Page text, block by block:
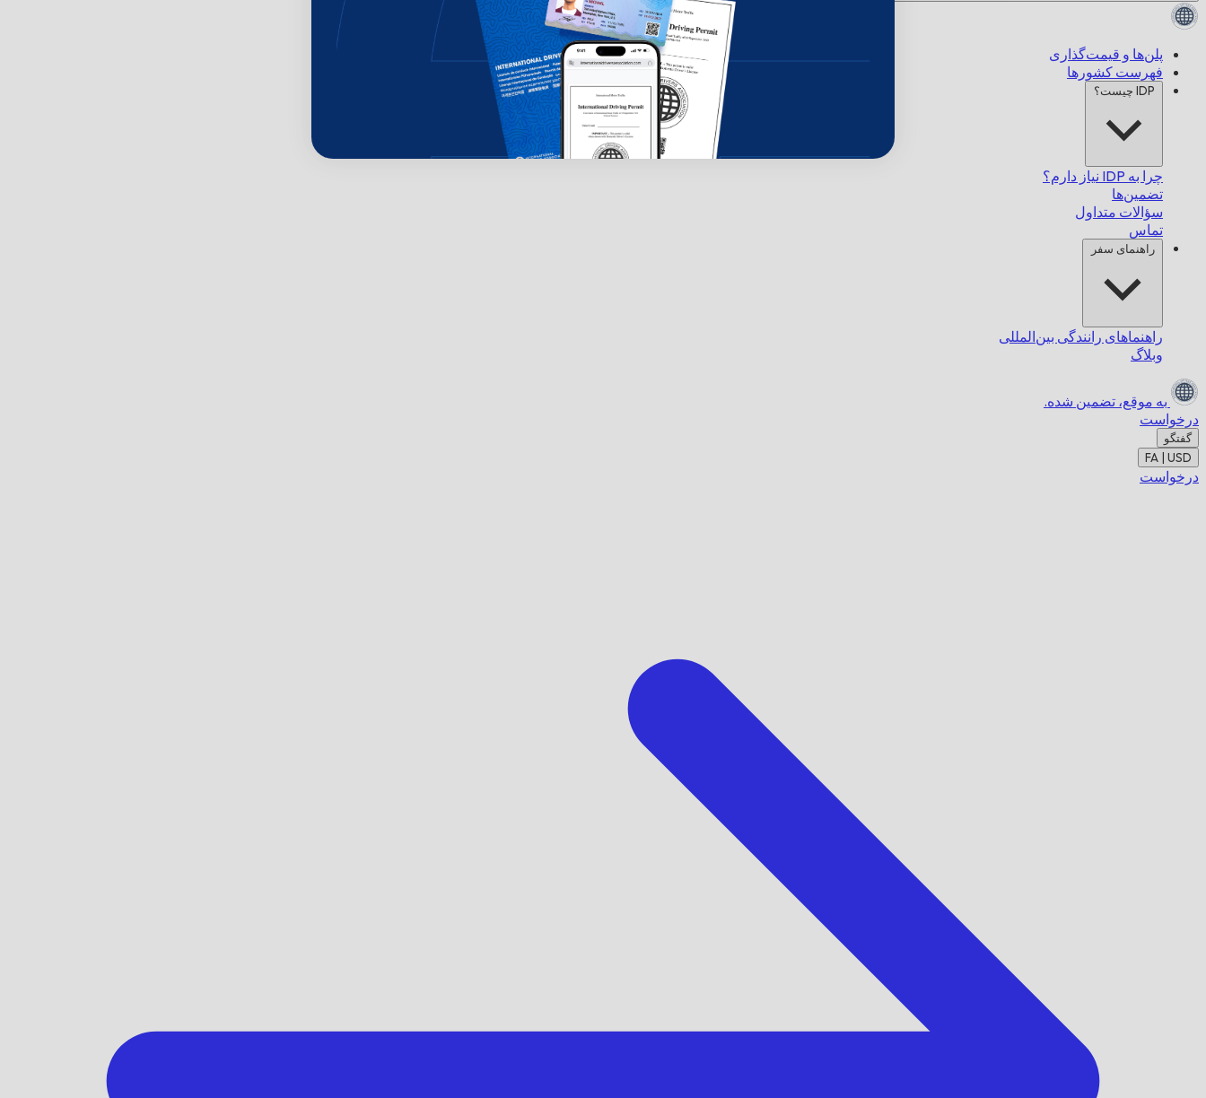
پلن‌ها و قیمت‌گذاری
فهرست کشورها
IDP چیست؟
چرا به IDP نیاز دارم؟
تضمین‌ها
سؤالات متداول
تماس
راهنمای سفر
راهنماهای رانندگی بین‌المللی
وبلاگ
به موقع، تضمین شده.
درخواست
گفتگو
FA | USD
درخواست